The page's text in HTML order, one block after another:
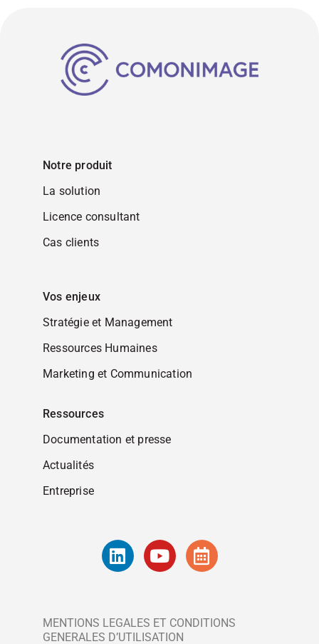
Notre produit
La solution
Licence consultant
Cas clients
Vos enjeux
Stratégie et Management
Ressources Humaines
Marketing et Communication
Ressources
Documentation et presse
Actualités
Entreprise
MENTIONS LEGALES ET CONDITIONS
GENERALES D’UTILISATION